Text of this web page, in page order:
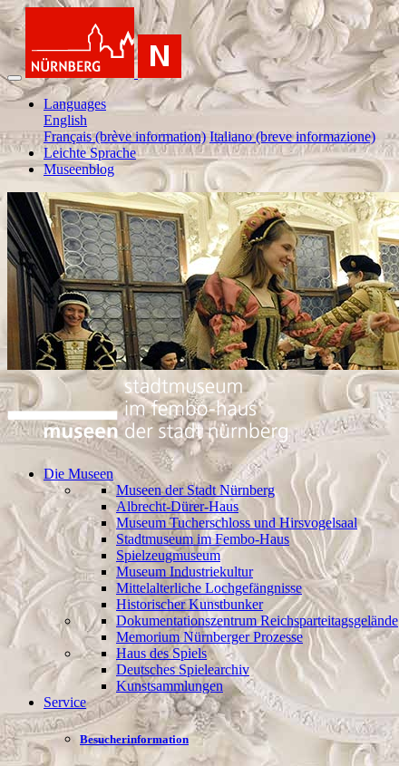
Languages
English
Français (brève information) Italiano (breve informazione)
Leichte Sprache
Museenblog
Die Museen
Museen der Stadt Nürnberg
Albrecht-Dürer-Haus
Museum Tucherschloss und Hirsvogelsaal
Stadtmuseum im Fembo-Haus
Spielzeugmuseum
Museum Industriekultur
Mittelalterliche Lochgefängnisse
Historischer Kunstbunker
Dokumentationszentrum Reichsparteitagsgelände
Memorium Nürnberger Prozesse
Haus des Spiels
Deutsches Spielearchiv
Kunstsammlungen
Service
Besucherinformation